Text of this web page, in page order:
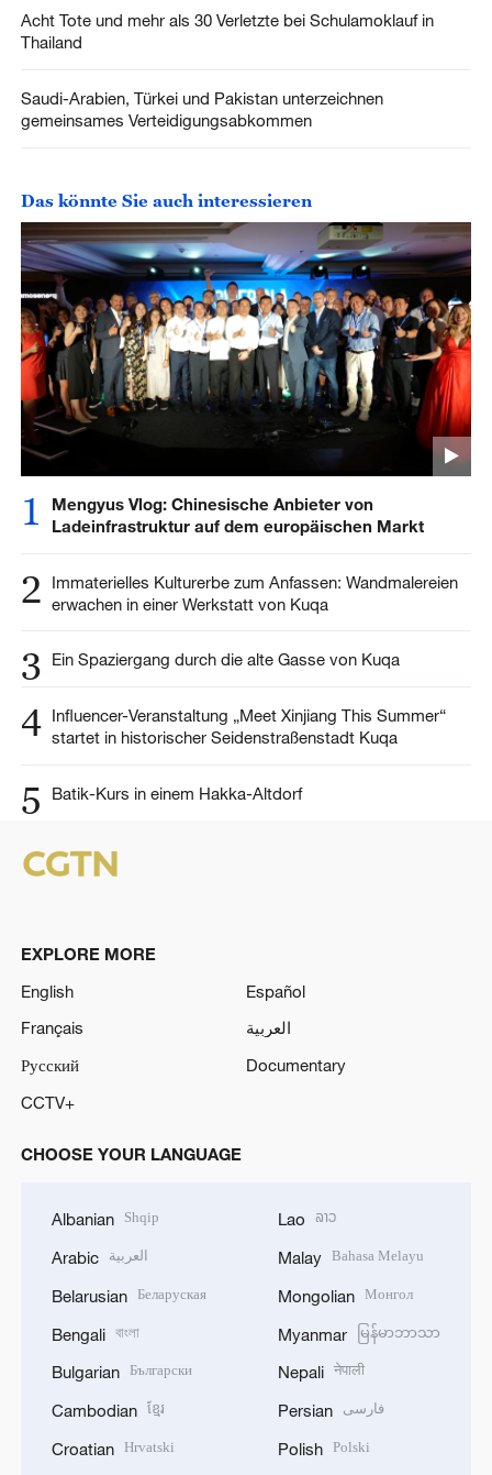
Acht Tote und mehr als 30 Verletzte bei Schulamoklauf in
Thailand
Saudi-Arabien, Türkei und Pakistan unterzeichnen
gemeinsames Verteidigungsabkommen
Das könnte Sie auch interessieren
1
Mengyus Vlog: Chinesische Anbieter von
Ladeinfrastruktur auf dem europäischen Markt
2
Immaterielles Kulturerbe zum Anfassen: Wandmalereien
erwachen in einer Werkstatt von Kuqa
3 Ein Spaziergang durch die alte Gasse von Kuqa
4 Influencer-Veranstaltung „Meet Xinjiang This Summer“
startet in historischer Seidenstraßenstadt Kuqa
5 Batik-Kurs in einem Hakka-Altdorf
EXPLORE MORE
English
Español
Français
العربية
Русский
Documentary
CCTV+
CHOOSE YOUR LANGUAGE
Albanian Shqip
Arabic العربية
Belarusian Беларуская
Bengali বাংলা
Bulgarian Български
Cambodian ខ្មែរ
Croatian Hrvatski
Lao ລາວ
Malay Bahasa Melayu
Mongolian Монгол
Myanmar မြန်မာဘာသာ
Nepali नेपाली
Persian فارسی
Polish Polski